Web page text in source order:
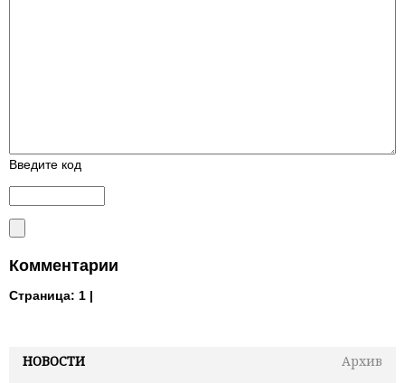
НОВОСТИ
Архив
Введите код
Комментарии
Страница: 1 |